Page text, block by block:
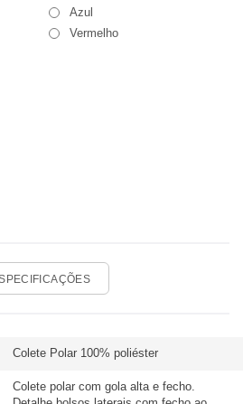
Azul
Vermelho
Colete Polar 100% poliéster
Colete polar com gola alta e fecho.